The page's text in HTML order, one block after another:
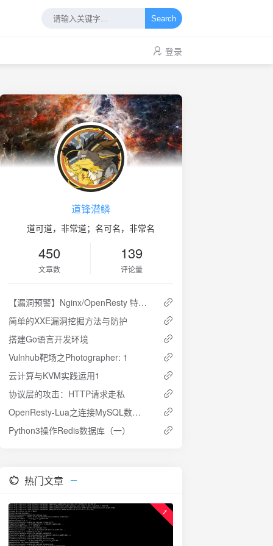
Search
登录
道锋潜鳞
道可道，非常道；名可名，非常名
450
文章数
139
评论量
【漏洞预警】Nginx/OpenResty 特殊配置下内存泄漏与目录穿越漏洞
简单的XXE漏洞挖掘方法与防护
搭建Go语言开发环境
Vulnhub靶场之Photographer: 1
云计算与KVM实践运用1
协议层的攻击：HTTP请求走私
OpenResty-Lua之连接MySQL数据库
Python3操作Redis数据库（一）
热门文章
1